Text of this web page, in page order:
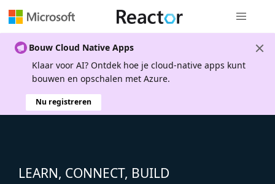
Bouw Cloud Native Apps
Klaar voor AI? Ontdek hoe je cloud-native apps kunt
bouwen en opschalen met Azure.
Nu registreren
LEARN, CONNECT, BUILD